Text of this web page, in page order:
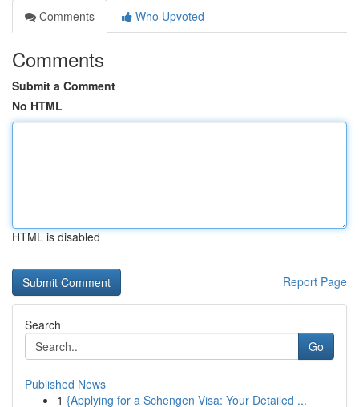
Comments
Who Upvoted
Comments
Submit a Comment
No HTML
HTML is disabled
Report Page
Search
Go
Published News
1 {Applying for a Schengen Visa: Your Detailed ...